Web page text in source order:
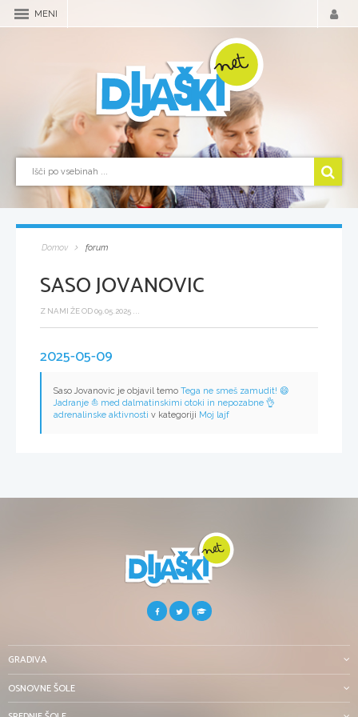
MENI
Domov forum
SASO JOVANOVIC
Z NAMI ŽE OD 09.05.2025 ...
2025-05-09
Saso Jovanovic je objavil temo Tega ne smeš zamudit! 😄
Jadranje ⛵️ med dalmatinskimi otoki in nepozabne 👌
adrenalinske aktivnosti v kategoriji Moj lajf
GRADIVA
OSNOVNE ŠOLE